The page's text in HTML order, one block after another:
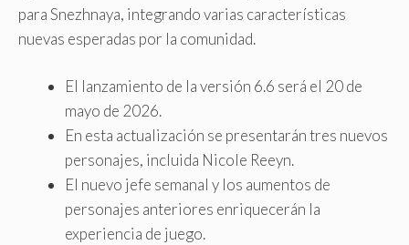
para Snezhnaya, integrando varias características
nuevas esperadas por la comunidad.
El lanzamiento de la versión 6.6 será el 20 de
mayo de 2026.
En esta actualización se presentarán tres nuevos
personajes, incluida Nicole Reeyn.
El nuevo jefe semanal y los aumentos de
personajes anteriores enriquecerán la
experiencia de juego.